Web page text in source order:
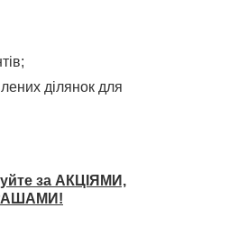
ділянок для
за АКЦІЯМИ,